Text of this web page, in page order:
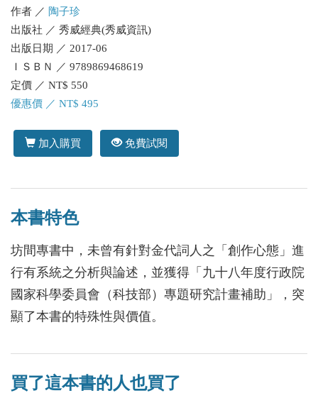
作者 ／ 陶子珍
出版社 ／ 秀威經典(秀威資訊)
出版日期 ／ 2017-06
ＩＳＢＮ ／ 9789869468619
定價 ／ NT$ 550
優惠價 ／ NT$ 495
加入購買 免費試閱
本書特色
坊間專書中，未曾有針對金代詞人之「創作心態」進
行有系統之分析與論述，並獲得「九十八年度行政院
國家科學委員會（科技部）專題研究計畫補助」，突
顯了本書的特殊性與價值。
買了這本書的人也買了